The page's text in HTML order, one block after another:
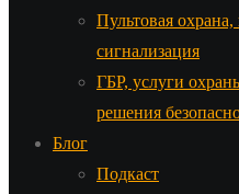
Пультовая
сигнализация
ГБР, услуги
решения
Блог
Подкаст